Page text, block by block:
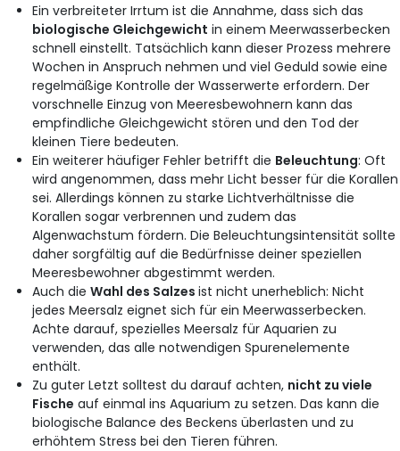
Ein verbreiteter Irrtum ist die Annahme, dass sich das
biologische Gleichgewicht in einem Meerwasserbecken
schnell einstellt. Tatsächlich kann dieser Prozess mehrere
Wochen in Anspruch nehmen und viel Geduld sowie eine
regelmäßige Kontrolle der Wasserwerte erfordern. Der
vorschnelle Einzug von Meeresbewohnern kann das
empfindliche Gleichgewicht stören und den Tod der
kleinen Tiere bedeuten.
Ein weiterer häufiger Fehler betrifft die Beleuchtung: Oft
wird angenommen, dass mehr Licht besser für die Korallen
sei. Allerdings können zu starke Lichtverhältnisse die
Korallen sogar verbrennen und zudem das
Algenwachstum fördern. Die Beleuchtungsintensität sollte
daher sorgfältig auf die Bedürfnisse deiner speziellen
Meeresbewohner abgestimmt werden.
Auch dieWahl des Salzesist nicht unerheblich: Nicht
jedes Meersalz eignet sich für ein Meerwasserbecken.
Achte darauf, spezielles Meersalz für Aquarien zu
verwenden, das alle notwendigen Spurenelemente
enthält.
Zu guter Letzt solltest du darauf achten, nicht zu viele
Fische auf einmal ins Aquarium zu setzen. Das kann die
biologische Balance des Beckens überlasten und zu
erhöhtem Stress bei den Tieren führen.